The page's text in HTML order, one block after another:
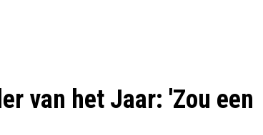
van het Jaar: 'Zou een